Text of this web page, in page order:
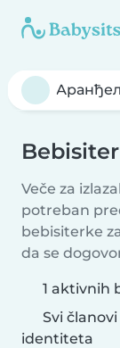
Veče za
potreban
bebisiterke
da se
1 aktivnih
Svi
identiteta